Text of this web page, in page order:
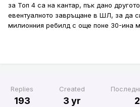
за Топ 4 са на кантар, пък дано
евентуалното завръщане в ШЛ, за да
милионния ребилд с още поне 30-ина
Replies
193
Created
3 yr